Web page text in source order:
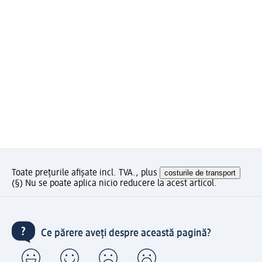
Toate prețurile afișate incl. TVA., plus costurile de transport
(§) Nu se poate aplica nicio reducere la acest articol.
Ce părere aveți despre această pagină?